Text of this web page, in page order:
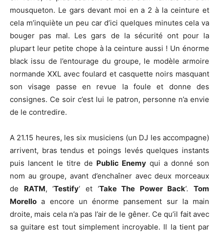
mousqueton. Le gars devant moi en a 2 à la ceinture et
cela m’inquiète un peu car d’ici quelques minutes cela va
bouger pas mal. Les gars de la sécurité ont pour la
plupart leur petite chope à la ceinture aussi ! Un énorme
black issu de l’entourage du groupe, le modèle armoire
normande XXL avec foulard et casquette noirs masquant
son visage passe en revue la foule et donne des
consignes. Ce soir c’est lui le patron, personne n’a envie
de le contredire.
A 21.15 heures, les six musiciens (un DJ les accompagne)
arrivent, bras tendus et poings levés quelques instants
puis lancent le titre de Public Enemy qui a donné son
nom au groupe, avant d’enchaîner avec deux morceaux
de RATM, ‘Testify‘ et ‘Take The Power Back‘. Tom
Morello a encore un énorme pansement sur la main
droite, mais cela n’a pas l’air de le gêner. Ce qu’il fait avec
sa guitare est tout simplement incroyable. Il la tient par